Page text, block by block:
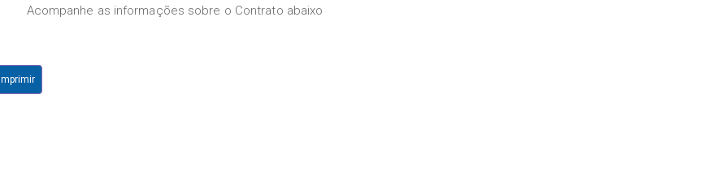
Acompanhe as informações sobre o Contrato abaixo
Imprimir